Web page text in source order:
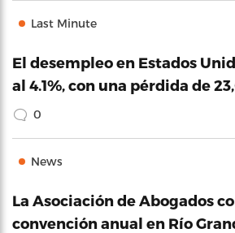
Last Minute
El desempleo en Estados
al 4.1%, con una pérdida de
0
News
La Asociación de Abogados
convención anual en Río